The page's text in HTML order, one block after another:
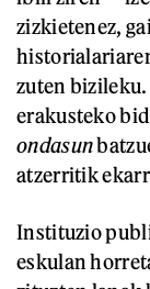
zizkietenez,
zuten bizileku.
erakusteko
ondasun
atzerritik
Instituzio
eskulan